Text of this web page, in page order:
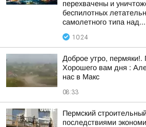
перехвачены и
беспилотных
самолетного типа над...
10:24
Доброе утро, пермяки!.
Хорошего вам дня :
нас в Макс
08:33
Пермский
последствиями